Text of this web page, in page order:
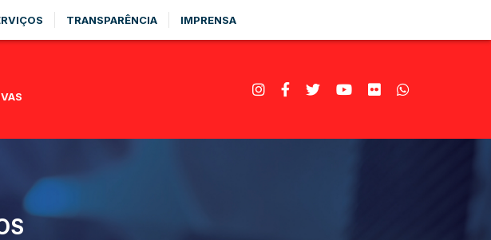
TRANSPARÊNCIA IMPRENSA